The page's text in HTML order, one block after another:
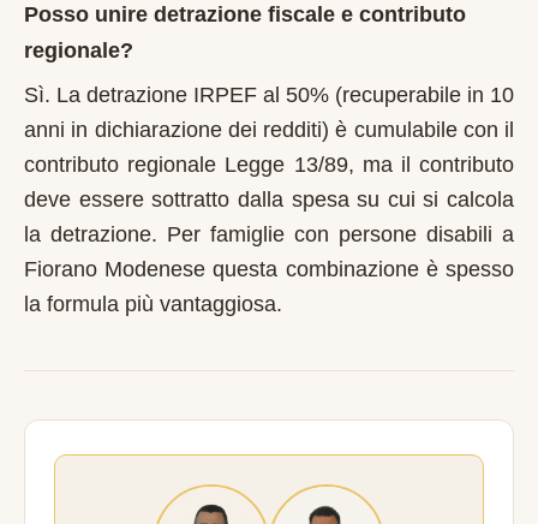
Posso unire detrazione fiscale e contributo
regionale?
Sì. La detrazione IRPEF al 50% (recuperabile in 10
anni in dichiarazione dei redditi) è cumulabile con il
contributo regionale Legge 13/89, ma il contributo
deve essere sottratto dalla spesa su cui si calcola
la detrazione. Per famiglie con persone disabili a
Fiorano Modenese questa combinazione è spesso
la formula più vantaggiosa.